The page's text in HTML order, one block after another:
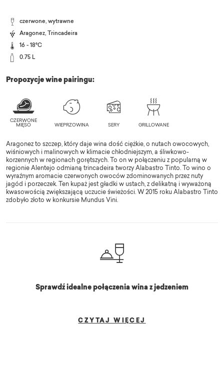
czerwone, wytrawne
Aragonez, Trincadeira
16 - 18°C
0.75 L
Propozycje wine pairingu:
Aragonez to szczep, który daje wina dość ciężkie, o nutach owocowych,
wiśniowych i malinowych w klimacie chłodniejszym, a śliwkowo-
korzennych w regionach gorętszych. To on w połączeniu z popularną w
regionie Alentejo odmianą trincadeira tworzy Alabastro Tinto. To wino o
wyraźnym aromacie czerwonych owoców zdominowanych przez nuty
jagód i porzeczek. Ten kupaż jest gładki w ustach, z delikatną i wyważoną
kwasowością zwiększającą uczucie świeżości. W 2015 roku Alabastro Tinto
zdobyło złoto w konkursie Mundus Vini.
Sprawdź idealne połączenia wina z jedzeniem
CZYTAJ WIĘCEJ